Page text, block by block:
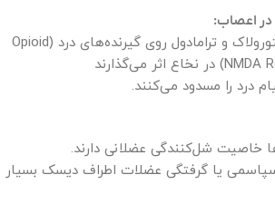
در اعصاب:
برخی شیاف‌ها مانند کتورولاک و ترامادول روی گیرنده‌های درد (Opioid
درد را مسدود می‌کنند.
خاصیت شل‌کنندگی عضلانی دارند.
یا گرفتگی عضلات اطراف دیسک بسیار